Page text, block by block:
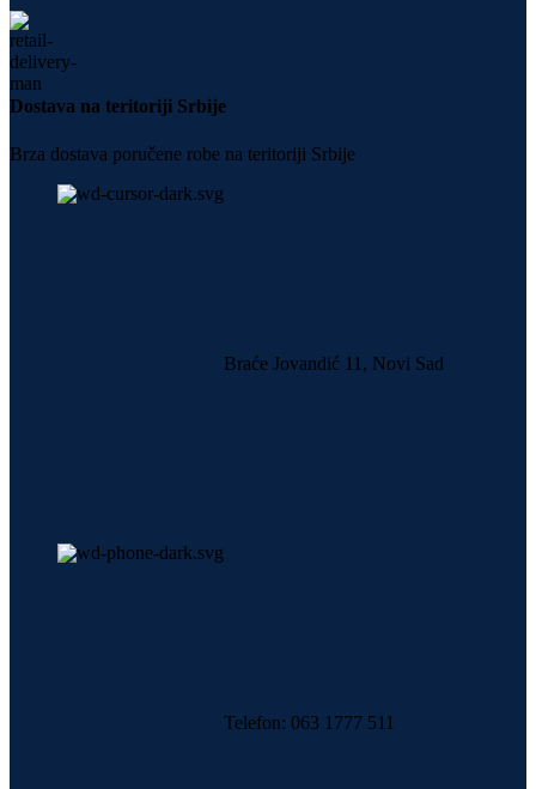
Dostava na teritoriji Srbije
Brza dostava poručene robe na teritoriji Srbije
Braće Jovandić 11, Novi Sad
Telefon: 063 1777 511